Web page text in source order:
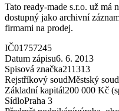
Tato ready-made s.r.o. už má
dostupný jako archivní
firmami na prodej.
IČ01757245
Datum zápisu6. 6. 2013
Spisová značka211313
Rejstříkový soudMěstský
Základní kapitál200 000 Kč
SídloPraha 3